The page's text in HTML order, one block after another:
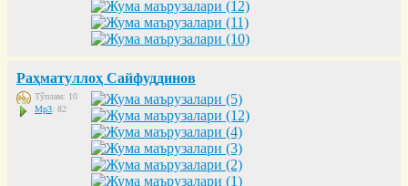
Раҳматуллоҳ Сайфуддинов
Тўплам: 10
Mp3: 82